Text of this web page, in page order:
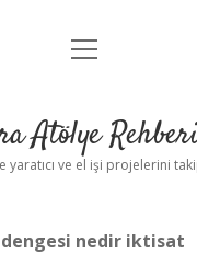
Anasayfa
Yasal Uyarı
menüyü
Atölye
yaratıcı ve el işi projelerini
nedir iktisat